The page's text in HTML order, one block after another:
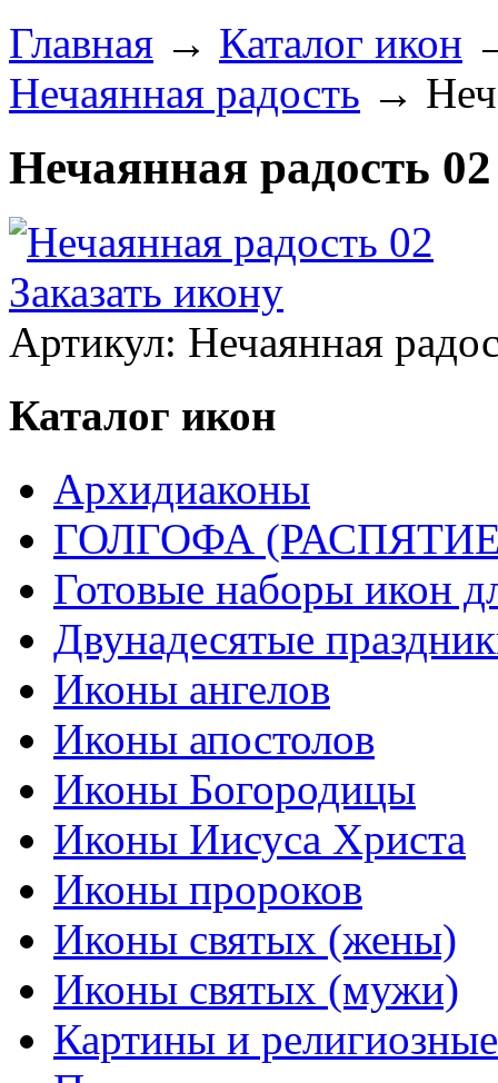
Главная → Каталог икон
Нечаянная радость →
Нечаянная радость 02
Заказать икону
Артикул: Нечаянная
Каталог икон
Архидиаконы
ГОЛГОФА
Готовые наборы икон
Двунадесятые
Иконы ангелов
Иконы апостолов
Иконы Богородицы
Иконы Иисуса Христа
Иконы пророков
Иконы святых (жены)
Иконы святых (мужи)
Картины и